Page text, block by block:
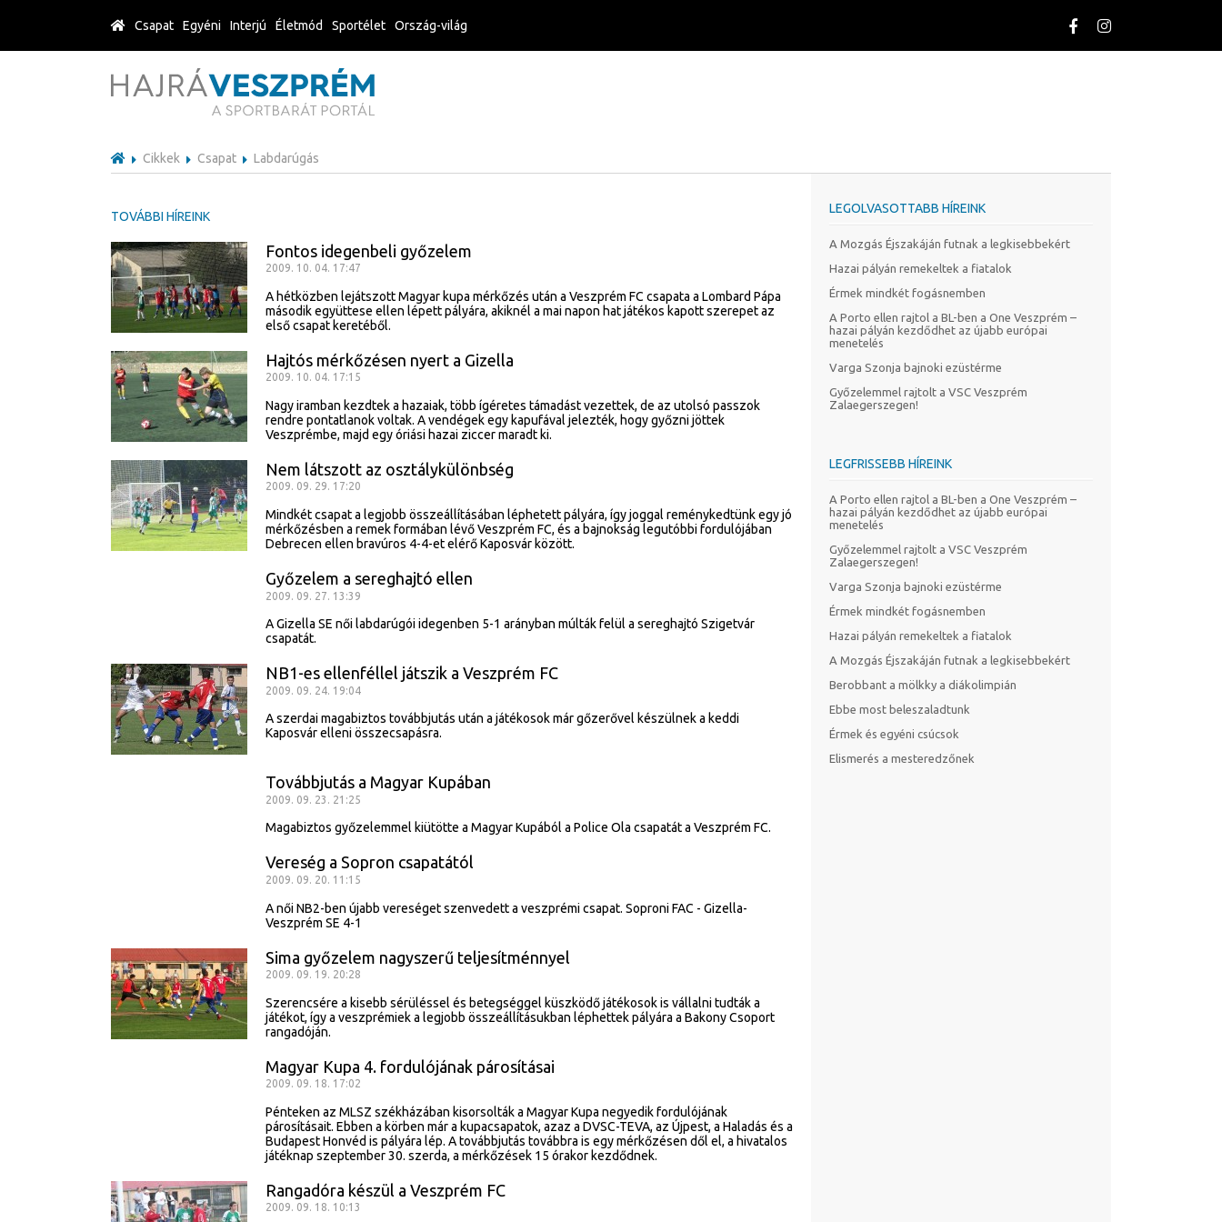
Cikkek Csapat Labdarúgás
TOVÁBBI HÍREINK
Fontos idegenbeli győzelem
2009. 10. 04. 17:47
A hétközben lejátszott Magyar kupa mérkőzés után a Veszprém FC csapata a Lombard Pápa
második együttese ellen lépett pályára, akiknél a mai napon hat játékos kapott szerepet az
első csapat keretéből.
Hajtós mérkőzésen nyert a Gizella
2009. 10. 04. 17:15
Nagy iramban kezdtek a hazaiak, több ígéretes támadást vezettek, de az utolsó passzok
rendre pontatlanok voltak. A vendégek egy kapufával jelezték, hogy győzni jöttek
Veszprémbe, majd egy óriási hazai ziccer maradt ki.
Nem látszott az osztálykülönbség
2009. 09. 29. 17:20
Mindkét csapat a legjobb összeállításában léphetett pályára, így joggal reménykedtünk egy jó
mérkőzésben a remek formában lévő Veszprém FC, és a bajnokság legutóbbi fordulójában
Debrecen ellen bravúros 4-4-et elérő Kaposvár között.
Győzelem a sereghajtó ellen
2009. 09. 27. 13:39
A Gizella SE női labdarúgói idegenben 5-1 arányban múlták felül a sereghajtó Szigetvár
csapatát.
NB1-es ellenféllel játszik a Veszprém FC
2009. 09. 24. 19:04
A szerdai magabiztos továbbjutás után a játékosok már gőzerővel készülnek a keddi
Kaposvár elleni összecsapásra.
Továbbjutás a Magyar Kupában
2009. 09. 23. 21:25
Magabiztos győzelemmel kiütötte a Magyar Kupából a Police Ola csapatát a Veszprém FC.
Vereség a Sopron csapatától
2009. 09. 20. 11:15
A női NB2-ben újabb vereséget szenvedett a veszprémi csapat. Soproni FAC - Gizella-
Veszprém SE 4-1
Sima győzelem nagyszerű teljesítménnyel
2009. 09. 19. 20:28
Szerencsére a kisebb sérüléssel és betegséggel küszködő játékosok is vállalni tudták a
játékot, így a veszprémiek a legjobb összeállításukban léphettek pályára a Bakony Csoport
rangadóján.
Magyar Kupa 4. fordulójának párosításai
2009. 09. 18. 17:02
Pénteken az MLSZ székházában kisorsolták a Magyar Kupa negyedik fordulójának
párosításait. Ebben a körben már a kupacsapatok, azaz a DVSC-TEVA, az Újpest, a Haladás és a
Budapest Honvéd is pályára lép. A továbbjutás továbbra is egy mérkőzésen dől el, a hivatalos
játéknap szeptember 30. szerda, a mérkőzések 15 órakor kezdődnek.
Rangadóra készül a Veszprém FC
2009. 09. 18. 10:13
LEGOLVASOTTABB HÍREINK
A Mozgás Éjszakáján futnak a legkisebbekért
Hazai pályán remekeltek a fiatalok
Érmek mindkét fogásnemben
A Porto ellen rajtol a BL-ben a One Veszprém –
hazai pályán kezdődhet az újabb európai
menetelés
Varga Szonja bajnoki ezüstérme
Győzelemmel rajtolt a VSC Veszprém
Zalaegerszegen!
LEGFRISSEBB HÍREINK
A Porto ellen rajtol a BL-ben a One Veszprém –
hazai pályán kezdődhet az újabb európai
menetelés
Győzelemmel rajtolt a VSC Veszprém
Zalaegerszegen!
Varga Szonja bajnoki ezüstérme
Érmek mindkét fogásnemben
Hazai pályán remekeltek a fiatalok
A Mozgás Éjszakáján futnak a legkisebbekért
Berobbant a mölkky a diákolimpián
Ebbe most beleszaladtunk
Érmek és egyéni csúcsok
Elismerés a mesteredzőnek
Csapat Egyéni Interjú Életmód Sportélet Ország-világ